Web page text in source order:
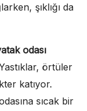
şıklığı da
odası
örtüler
katıyor.
sıcak bir